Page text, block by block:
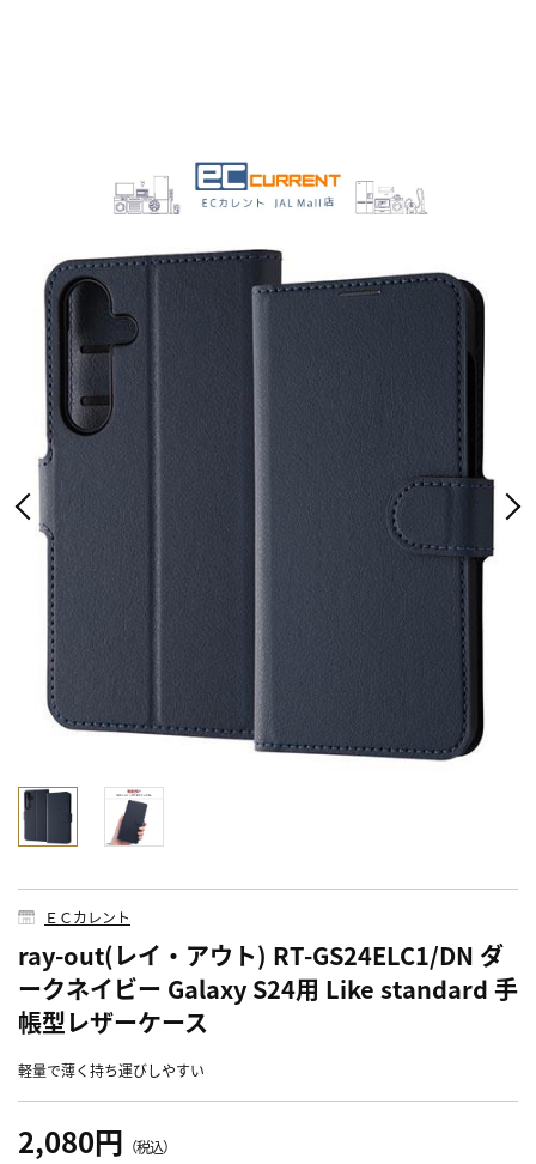
ＥＣカレント
ray-out(レイ・アウト) RT-GS24ELC1/DN ダ
ークネイビー Galaxy S24用 Like standard 手
帳型レザーケース
軽量で薄く持ち運びしやすい
2,080円 （税込）